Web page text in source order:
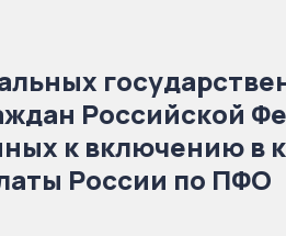
Российской
к включению в
России по ПФО